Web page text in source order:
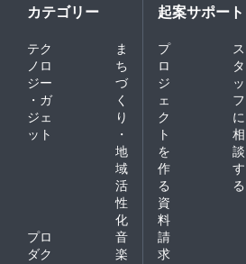
カテゴリー
テク
ノロ
ジー
・ガ
ジェ
ット
ま
ち
づ
く
り
・
地
域
活
性
化
プロ
ダク
音
楽
起案サポート
プ
ロ
ジ
ェ
ク
ト
を
作
る
ス
タ
ッ
フ
に
相
談
す
る
資
料
請
求